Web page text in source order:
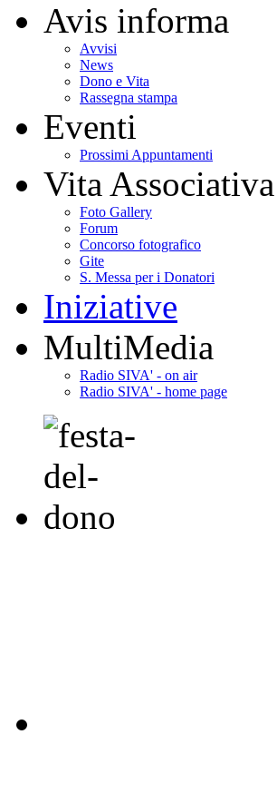
Avis informa
Avvisi
News
Dono e Vita
Rassegna stampa
Eventi
Prossimi Appuntamenti
Vita Associativa
Foto Gallery
Forum
Concorso fotografico
Gite
S. Messa per i Donatori
Iniziative
MultiMedia
Radio SIVA' - on air
Radio SIVA' - home page